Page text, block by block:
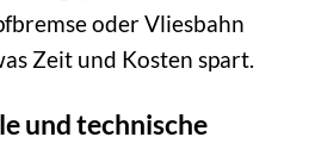
oder Vliesbahn
Zeit und Kosten spart.
und technische